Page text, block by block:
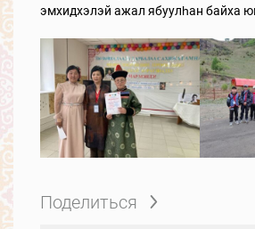
эмхидхэлэй ажал ябуулһан байха
Поделиться